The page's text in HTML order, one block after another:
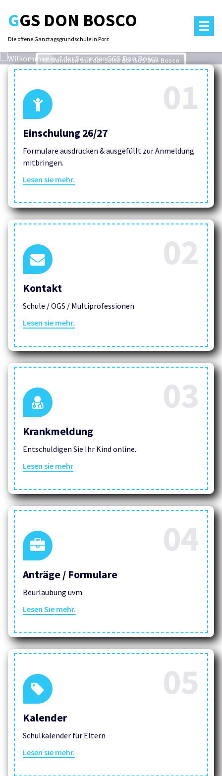
contentGGS DON BOSCO
Die offene Ganztagsgrundschule in Porz
Wilkommen auf der Seite der GGS Don Bosco
Einschulung 26/27
Formulare ausdrucken & ausgefüllt zur Anmeldung
mitbringen.
Lesen sie mehr.
01
Kontakt
Schule / OGS / Multiprofessionen
Lesen sie mehr.
02
Krankmeldung
Entschuldigen Sie Ihr Kind online.
Lesen sie mehr
03
Anträge / Formulare
Beurlaubung uvm.
Lesen Sie mehr.
04
Kalender
Schulkalender für Eltern
Lesen sie mehr.
05